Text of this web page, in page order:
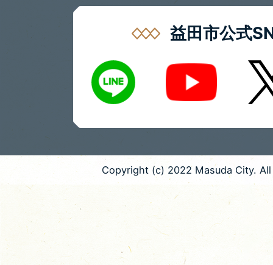
益田市公式
LINE
Youtube X
Copyright (c) 2022 Masuda City.